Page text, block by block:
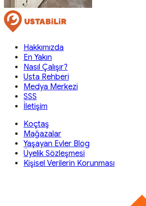
Hakkımızda
En Yakın
Nasıl Çalışır?
Usta Rehberi
Medya Merkezi
SSS
İletişim
Koçtaş
Mağazalar
Yaşayan Evler Blog
Üyelik Sözleşmesi
Kişisel Verilerin Korunması